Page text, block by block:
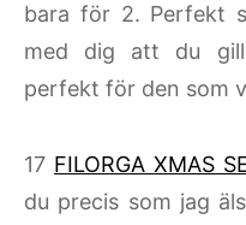
bara för 2. Perfekt
med dig att du
perfekt för den som
17 FILORGA XMAS
du precis som jag